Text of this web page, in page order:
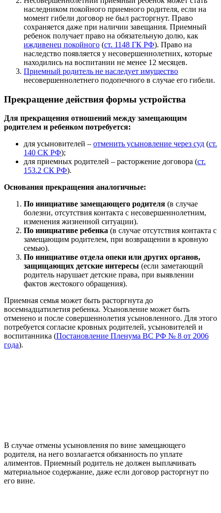
наследником покойного приемного родителя, если на
момент гибели договор не был расторгнут. Право
сохраняется даже при наличии завещания. Приемный
ребенок получает право на обязательную долю, как
иждивенец покойного (ст. 1148 ГК РФ). Право на
наследство появляется у несовершеннолетних, которые
находились на воспитании не менее 12 месяцев.
Приемный родитель не наследует имущество
несовершеннолетнего подопечного в случае его гибели.
Прекращение действия формы устройства
Для прекращения отношений между замещающим
родителем и ребенком потребуется:
для усыновителей – отменить усыновление через суд (ст.
140 СК РФ);
для приемных родителей – расторжение договора (ст.
153.2 СК РФ).
Основания прекращения аналогичные:
По инициативе замещающего родителя (в случае
болезни, отсутствия контакта с несовершеннолетним,
изменения жизненной ситуации).
По инициативе ребенка (в случае отсутствия контакта с
замещающим родителем, при возвращении в кровную
семью).
По инициативе отдела опеки или других органов,
защищающих детские интересы (если заметающий
родитель нарушает детские права, при выявлении
фактов жестокого обращения).
Приемная семья может быть расторгнута до
восемнадцатилетия ребенка. Усыновление может быть
отменено и после совершеннолетия усыновленного. Для этого
потребуется согласие кровных родителей, усыновителей и
воспитанника (Постановление Пленума ВС РФ № 8 от 2006
года).
В случае отмены усыновления по вине замещающего
родителя, на него возлагается обязанность по уплате
алиментов. Приемный родитель не должен выплачивать
материальное содержание, даже если договор расторгнут по
его вине.